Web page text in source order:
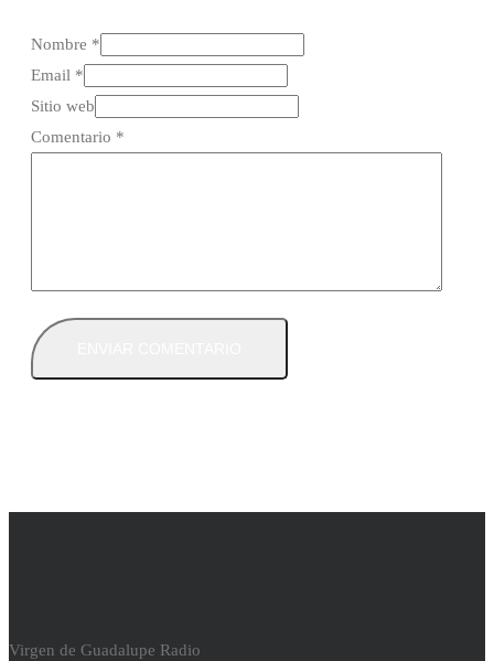
Nombre *
Email *
Sitio web
Comentario *
Virgen de Guadalupe Radio